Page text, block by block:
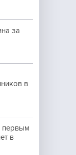
за
в
первым
в